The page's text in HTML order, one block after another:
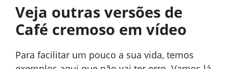
Veja outras versões de
Café cremoso em vídeo
Para facilitar um pouco a sua vida, temos